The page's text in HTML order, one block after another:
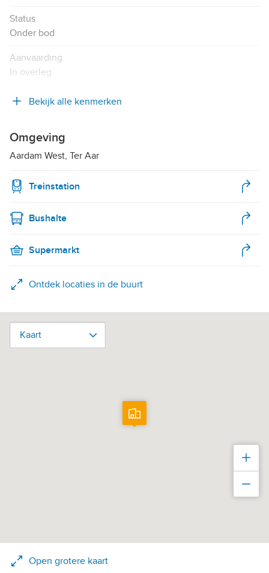
Status
Onder bod
Aanvaarding
In overleg
Bekijk alle kenmerken
Omgeving
Aardam West, Ter Aar
Treinstation
Bushalte
Supermarkt
Ontdek locaties in de buurt
Kaart
Kaart
Open grotere kaart